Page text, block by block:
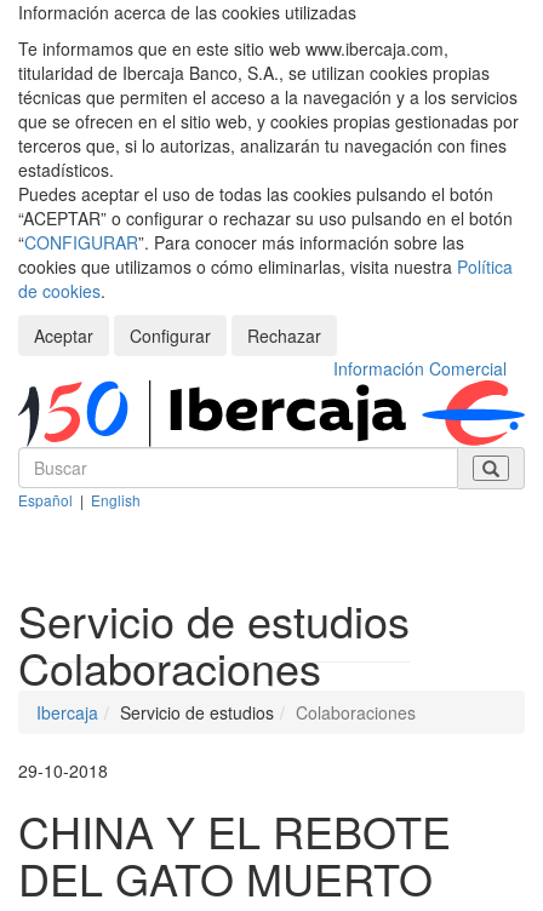
Información acerca de las cookies utilizadas
Te informamos que en este sitio web www.ibercaja.com,
titularidad de Ibercaja Banco, S.A., se utilizan cookies propias
técnicas que permiten el acceso a la navegación y a los servicios
que se ofrecen en el sitio web, y cookies propias gestionadas por
terceros que, si lo autorizas, analizarán tu navegación con fines
estadísticos.
Puedes aceptar el uso de todas las cookies pulsando el botón
“ACEPTAR” o configurar o rechazar su uso pulsando en el botón
“CONFIGURAR”. Para conocer más información sobre las
cookies que utilizamos o cómo eliminarlas, visita nuestra Política
de cookies.
Aceptar
Configurar
Rechazar
Información Comercial
Español | English
Servicio de estudios
Colaboraciones
Ibercaja Servicio de estudios Colaboraciones
29-10-2018
CHINA Y EL REBOTE
DEL GATO MUERTO